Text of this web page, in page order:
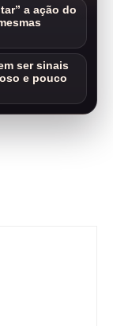
a ação do
ser sinais
e pouco